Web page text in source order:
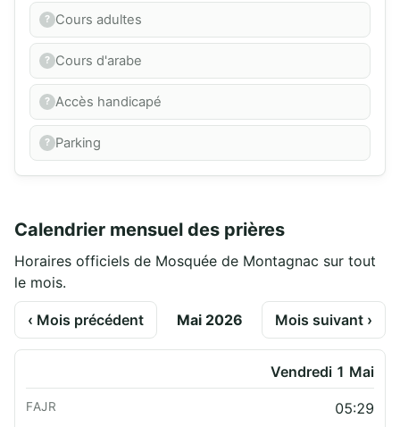
Cours adultes
Cours d'arabe
Accès handicapé
Parking
Calendrier mensuel des prières
Horaires officiels de Mosquée de Montagnac sur tout
le mois.
‹ Mois précédent Mai 2026 Mois suivant ›
Vendredi 1 Mai
05:29